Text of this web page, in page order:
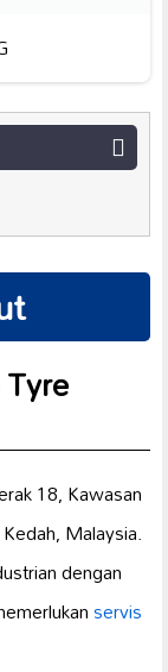
18, Kawasan
Malaysia.
dengan
servis